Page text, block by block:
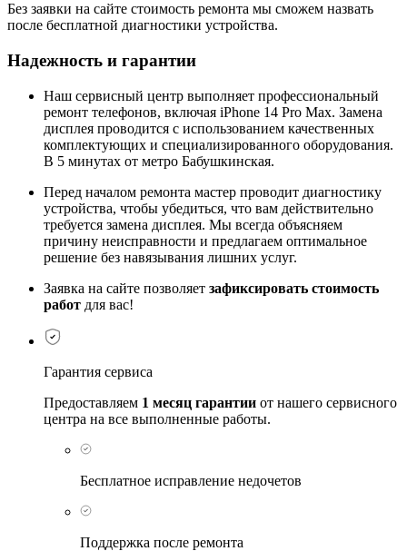
Без заявки на сайте стоимость ремонта мы сможем назвать
после бесплатной диагностики устройства.
Надежность и гарантии
Наш сервисный центр выполняет профессиональный
ремонт телефонов, включая iPhone 14 Pro Max. Замена
дисплея проводится с использованием качественных
комплектующих и специализированного оборудования.
В 5 минутах от метро Бабушкинская.
Перед началом ремонта мастер проводит диагностику
устройства, чтобы убедиться, что вам действительно
требуется замена дисплея. Мы всегда объясняем
причину неисправности и предлагаем оптимальное
решение без навязывания лишних услуг.
Заявка на сайте позволяет зафиксировать стоимость
работ для вас!
Гарантия сервиса
Предоставляем 1 месяц гарантии от нашего сервисного
центра на все выполненные работы.
Бесплатное исправление недочетов
Поддержка после ремонта